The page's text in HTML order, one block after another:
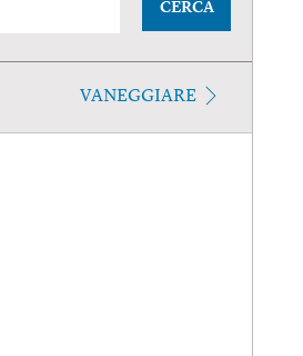
CERCA
VANEGGIARE